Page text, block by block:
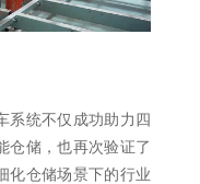
系统不仅成功助力四
仓储，也再次验证了
化仓储场景下的行业